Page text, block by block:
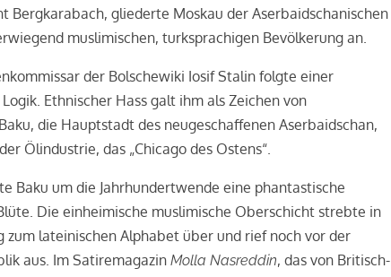
Bergkarabach, gliederte Moskau der Aserbaidschanischen
muslimischen, turksprachigen Bevölkerung an.
der Bolschewiki Iosif Stalin folgte einer
Ethnischer Hass galt ihm als Zeichen von
die Hauptstadt des neugeschaffenen Aserbaidschan,
Ölindustrie, das „Chicago des Ostens“.
Baku um die Jahrhundertwende eine phantastische
Die einheimische muslimische Oberschicht strebte in
zum lateinischen Alphabet über und rief noch vor der
aus. Im SatiremagazinMolla Nasreddin, das von Britisch-